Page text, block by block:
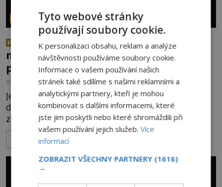
PARANORMÁLNÍ JEVY
PREMIUM
Herec Richard Dreyfuss a
muzikant Dave Grohl: Jaké mají
paranormální zážitky?
OD ANDREA ŠULCOVÁ 5.8.2026 2.4TIS
Je to jízda s větrem o závod. V roce 1982 americký
drogově závislý herec Richard Dreyfuss (*1947)
ztratí poslední zbytky sebezáchovy a prohání se
po silnicích ve svém mercedesu jako utržený ze
řetězu. Vše vyvrcholí katastrofou, když to Dreyfuss
napálí v plné rychlosti do stromu! Policie ve vraku
následně nalezne schovaný kokain. Tímto
ZOBRAZIT VÍCE
Tyto webové stránky
používají soubory cookie.
K personalizaci obsahu, reklam a analýze
návštěvnosti používáme soubory cookie.
Informace o vašem používání našich
stránek také sdílíme s našimi reklamními a
analytickými partnery, kteří je mohou
kombinovat s dalšími informacemi, které
jste jim poskytli nebo které shromáždili při
vašem používání jejich služeb.Více
informací
ZOBRAZIT VŠECHNY PARTNERY (1616)
→